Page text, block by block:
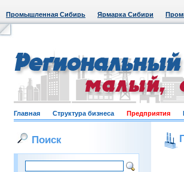
Промышленная Сибирь Ярмарка Сибири
Главная Структура бизнеса Предприятия
Поиск